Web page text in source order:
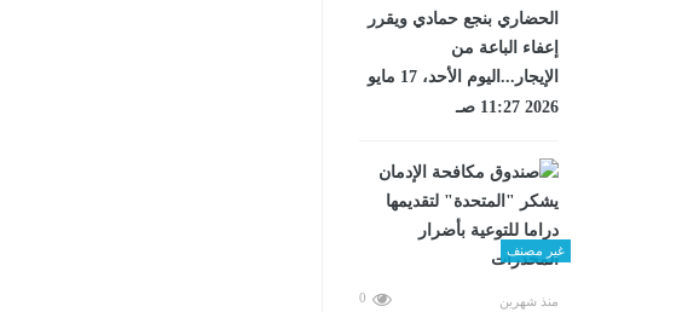
الحضاري بنجع حمادي ويقرر
إعفاء الباعة من
الإيجار...اليوم الأحد، 17 مايو
2026 11:27 صـ
غير مصنف
منذ شهرين 0